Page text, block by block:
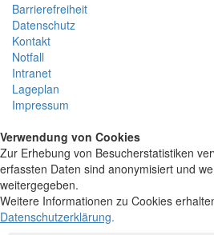
Barrierefreiheit
Datenschutz
Kontakt
Notfall
Intranet
Lageplan
Impressum
Verwendung von Cookies
Zur Erhebung von Besucherstatistiken
erfassten Daten sind anonymisiert und
weitergegeben.
Weitere Informationen zu Cookies
Datenschutzerklärung.